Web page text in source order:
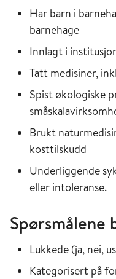
Har barn i
barnehage
Innlagt i
Tatt medisiner,
Spist økologiske
Brukt
kosttilskudd
Underliggende
eller intoleranse.
Spørsmålene
Lukkede (ja, nei,
Kategorisert på